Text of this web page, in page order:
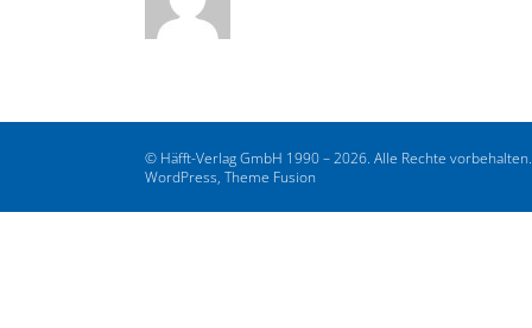
© Häfft-Verlag GmbH 1990 – 2026. Alle Rechte vorbehalten.
WordPress, Theme Fusion